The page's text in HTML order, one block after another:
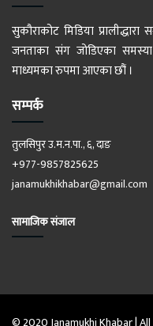
सुकौराकोट मिडिया
जनताका संग जोडिएका
माध्यमका रुपमा आएका छौं ।
सम्पर्क
तुलसिपुर उ.म.न.पा., ६, दाङ
+977-9857825625
janamukhikhabar@gmail.com
सामाजिक संजाल